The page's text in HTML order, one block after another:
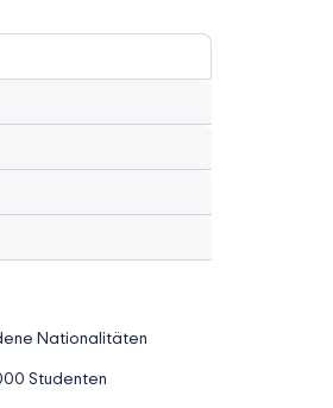
Nationalitäten
Studenten